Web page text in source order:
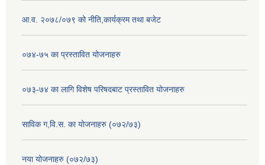
आ.व. २०७८/०७९ को नीति,कार्यक्रम तथा बजेट
०७४-७५ का प्रस्तावित योजनाहरु
०७३-७४ का लागि विशेष परिषदबाट प्रस्तावित योजनाहरु
साविक ग,वि.स. का योजनाहरु (०७२/७३)
नया योजनाहरु (०७२/७३)